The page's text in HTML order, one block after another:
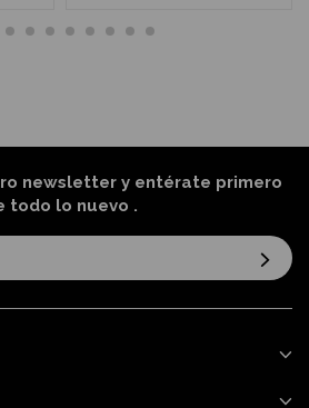
newsletter y entérate primero
todo lo nuevo .